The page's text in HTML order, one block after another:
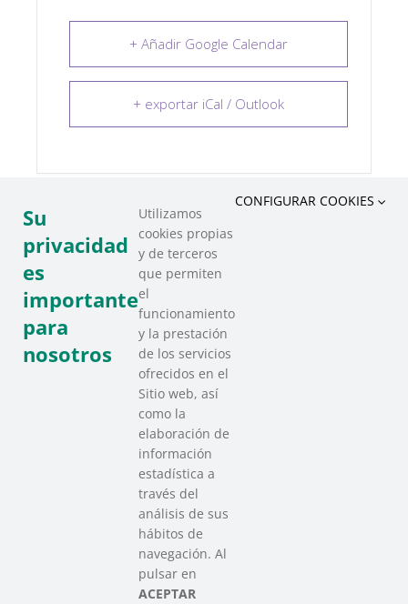
+ Añadir Google Calendar
+ exportar iCal / Outlook
COMPARTIR ESTE EVENTO
SAREEN SAREA
Asociación que agrupa a las redes
del Tercer Sector Social en Euskadi
Su
privacidad
es
importante
para
nosotros
Utilizamos
cookies propias
y de terceros
que permiten
el
funcionamiento
y la prestación
de los servicios
ofrecidos en el
Sitio web, así
como la
elaboración de
información
estadística a
través del
análisis de sus
hábitos de
navegación. Al
pulsar en
ACEPTAR
CONFIGURAR COOKIES